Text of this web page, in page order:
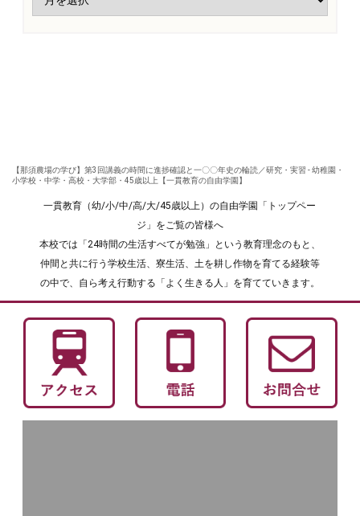
【那須農場の学び】第3回講義の時間に進捗確認と一〇〇年史の輪読／研究・実習 - 幼稚園・
小学校・中学・高校・大学部・45歳以上【一貫教育の自由学園】
一貫教育（幼/小/中/高/大/45歳以上）の自由学園「トップペー
ジ」をご覧の皆様へ
本校では「24時間の生活すべてが勉強」という教育理念のもと、
仲間と共に行う学校生活、寮生活、土を耕し作物を育てる経験等
の中で、自ら考え行動する「よく生きる人」を育てていきます。